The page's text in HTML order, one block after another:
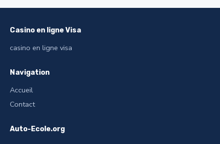
Casino en ligne Visa
casino en ligne visa
Navigation
Accueil
Contact
Auto-Ecole.org